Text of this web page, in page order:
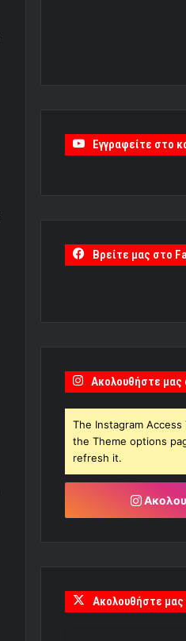
Εγγραφείτε στο
Βρείτε μας στο
Ακολουθήστε μας
The Instagram
the Theme options
refresh it.
Ακολουθήστε μας